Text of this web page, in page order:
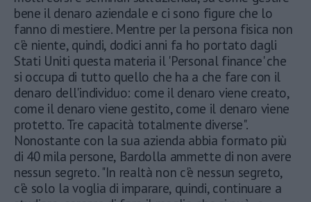
bene il denaro aziendale e ci sono figure che lo
fanno di mestiere. Mentre per la persona fisica non
c'è niente, quindi, dodici anni fa ho portato dagli
Stati Uniti questa materia il 'Personal finance' che
si occupa di tutto quello che ha a che fare con il
denaro dell'individuo: come il denaro viene creato,
come il denaro viene gestito, come il denaro viene
protetto. Tre capacità totalmente diverse".
Nonostante con la sua azienda abbia formato più
di 40 mila persone, Bardolla ammette di non avere
nessun segreto. "In realtà non c'è nessun segreto,
c'è solo la voglia di imparare, quindi, continuare a